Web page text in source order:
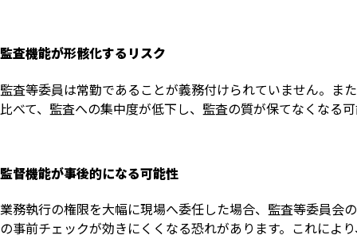
監査機能が形骸化するリスク
監査等委員は常勤であることが義務付けられていません。ま
比べて、監査への集中度が低下し、監査の質が保てなくなる
監督機能が事後的になる可能性
業務執行の権限を大幅に現場へ委任した場合、監査等委員会
の事前チェックが効きにくくなる恐れがあります。これによ